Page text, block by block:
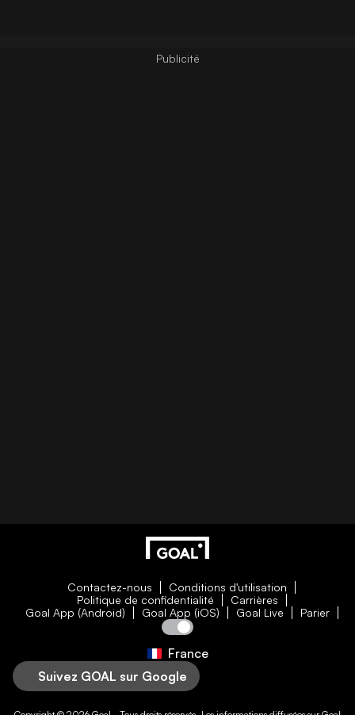
Contactez-nous
Conditions d'utilisation
Politique de confidentialité
Carrières
Goal App (Android)
Goal App (iOS) Goal Live Parier
France
Suivez GOAL sur Google